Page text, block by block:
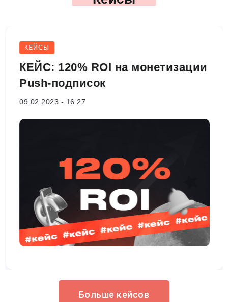
КЕЙСЫ
КЕЙС: 120% ROI на монетизации
Push-подписок
09.02.2023 - 16:27
Больше кейсов